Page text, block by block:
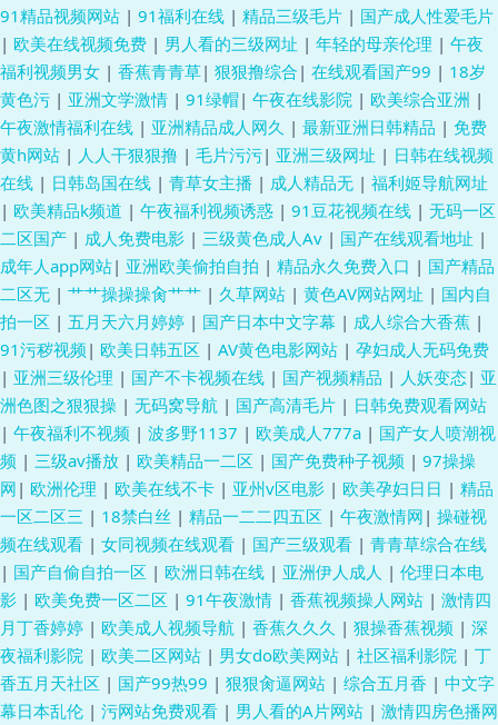
91精品视频网站 | 91福利在线 | 精品三级毛片 | 国产成人性爱毛片
| 欧美在线视频免费 | 男人看的三级网址 | 年轻的母亲伦理 | 午夜
福利视频男女 | 香蕉青青草| 狠狠撸综合 | 在线观看国产99 | 18岁
黄色污 | 亚洲文学激情 | 91绿帽| 午夜在线影院 | 欧美综合亚洲 |
午夜激情福利在线 | 亚洲精品成人网久 | 最新亚洲日韩精品 | 免费
黄h网站 | 人人干狠狠撸 | 毛片污污| 亚洲三级网址 | 日韩在线视频
在线 | 日韩岛国在线 | 青草女主播 | 成人精品无 | 福利姬导航网址
| 欧美精品k频道 | 午夜福利视频诱惑 | 91豆花视频在线 | 无码一区
二区国产 | 成人免费电影 | 三级黄色成人Av | 国产在线观看地址 |
成年人app网站| 亚洲欧美偷拍自拍 | 精品永久免费入口 | 国产精品
二区无 | 艹艹操操操肏艹艹 | 久草网站 | 黄色AV网站网址 | 国内自
拍一区 | 五月天六月婷婷 | 国产日本中文字幕 | 成人综合大香蕉 |
91污秽视频 | 欧美日韩五区 | AV黄色电影网站 | 孕妇成人无码免费
| 亚洲三级伦理 | 国产不卡视频在线 | 国产视频精品 | 人妖变态| 亚
洲色图之狠狠操 | 无码窝导航 | 国产高清毛片 | 日韩免费观看网站
| 午夜福利不视频 | 波多野1137 | 欧美成人777a | 国产女人喷潮视
频 | 三级av播放 | 欧美精品一二区 | 国产免费种子视频 | 97操操
网 | 欧洲伦理 | 欧美在线不卡 | 亚州v区电影 | 欧美孕妇日日 | 精品
一区二区三 | 18禁白丝 | 精品一二二四五区 | 午夜激情网 | 操碰视
频在线观看 | 女同视频在线观看 | 国产三级观看 | 青青草综合在线
| 国产自偷自拍一区 | 欧洲日韩在线 | 亚洲伊人成人 | 伦理日本电
影 | 欧美免费一区二区 | 91午夜激情 | 香蕉视频操人网站 | 激情四
月丁香婷婷 | 欧美成人视频导航 | 香蕉久久久 | 狠操香蕉视频 | 深
夜福利影院 | 欧美二区网站 | 男女do欧美网站 | 社区福利影院 | 丁
香五月天社区 | 国产99热99 | 狠狠肏逼网站 | 综合五月香 | 中文字
幕日本乱伦 | 污网站免费观看 | 男人看的A片网站 | 激情四房色播网